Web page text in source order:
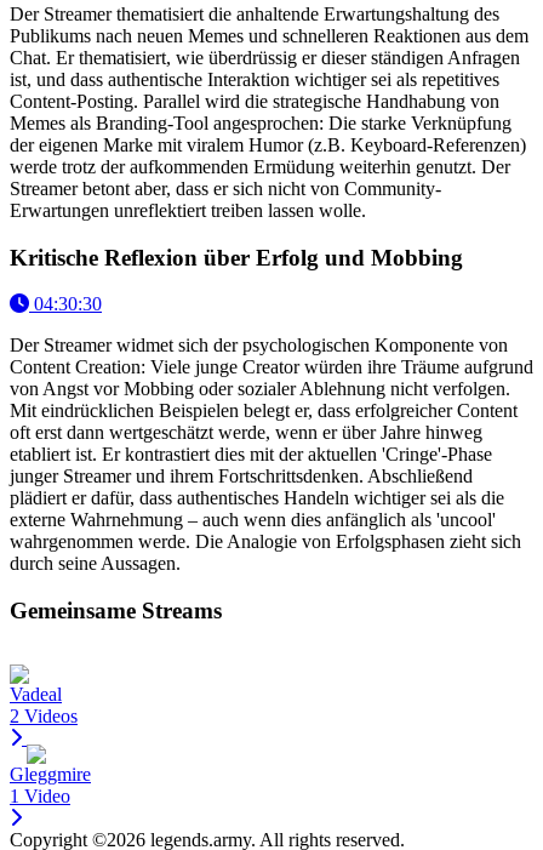
Der Streamer thematisiert die anhaltende Erwartungshaltung des
Publikums nach neuen Memes und schnelleren Reaktionen aus dem
Chat. Er thematisiert, wie überdrüssig er dieser ständigen Anfragen
ist, und dass authentische Interaktion wichtiger sei als repetitives
Content-Posting. Parallel wird die strategische Handhabung von
Memes als Branding-Tool angesprochen: Die starke Verknüpfung
der eigenen Marke mit viralem Humor (z.B. Keyboard-Referenzen)
werde trotz der aufkommenden Ermüdung weiterhin genutzt. Der
Streamer betont aber, dass er sich nicht von Community-
Erwartungen unreflektiert treiben lassen wolle.
Kritische Reflexion über Erfolg und Mobbing
04:30:30
Der Streamer widmet sich der psychologischen Komponente von
Content Creation: Viele junge Creator würden ihre Träume aufgrund
von Angst vor Mobbing oder sozialer Ablehnung nicht verfolgen.
Mit eindrücklichen Beispielen belegt er, dass erfolgreicher Content
oft erst dann wertgeschätzt werde, wenn er über Jahre hinweg
etabliert ist. Er kontrastiert dies mit der aktuellen 'Cringe'-Phase
junger Streamer und ihrem Fortschrittsdenken. Abschließend
plädiert er dafür, dass authentisches Handeln wichtiger sei als die
externe Wahrnehmung – auch wenn dies anfänglich als 'uncool'
wahrgenommen werde. Die Analogie von Erfolgsphasen zieht sich
durch seine Aussagen.
Gemeinsame Streams
Vadeal
2 Videos
Gleggmire
1 Video
Copyright ©2026 legends.army. All rights reserved.